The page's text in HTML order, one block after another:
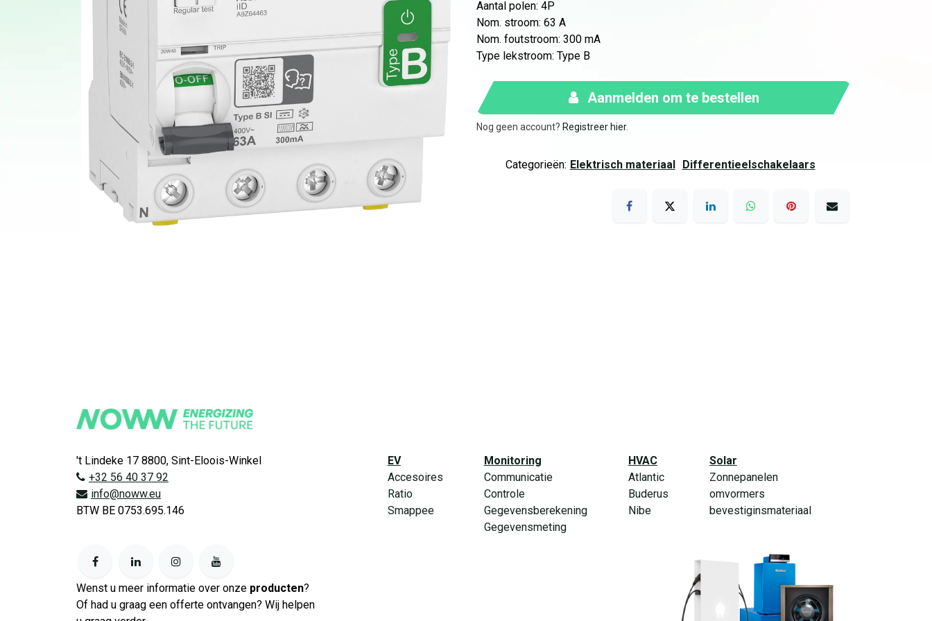
Aantal polen: 4P
Nom. stroom: 63 A
Nom. foutstroom: 300 mA
Type lekstroom: Type B
Aanmelden om te bestellen
Nog geen account? Registreer hier.
Categorieën: Differentieelschakelaars
Elektrisch materiaal
't Lindeke 17 8800, Sint-Eloois-Winkel
+32 56 40 37 92
info@noww.eu
BTW BE 0753.695.146
EV
Accesoires
Ratio
Smappee
Monitoring
Communicatie
Controle
Gegevensberekening
Gegevensmeting
HVAC
Atlantic
Buderus
Nibe
Solar
Zonnepanelen
omvormers
bevestiginsmateriaal
Wenst u meer informatie over onze producten?
Of had u graag een offerte ontvangen? Wij helpen